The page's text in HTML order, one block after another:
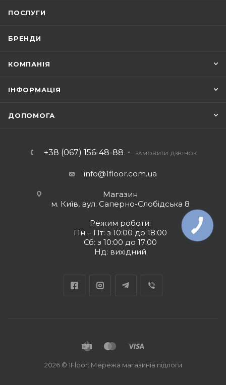
ПОСЛУГИ
БРЕНДИ
КОМПАНІЯ
ІНФОРМАЦІЯ
ДОПОМОГА
+38 (067) 156-48-88 ЗАМОВИТИ ДЗВІНОК
info@1floor.com.ua
Магазин
м. Київ, вул. Саперно-Слобідська 8
Режим роботи:
Пн – Пт: з 10:00 до 18:00
Сб: з 10:00 до 17:00
Нд: вихідний
2026 © 1Floor: Мережа магазинів підлоги